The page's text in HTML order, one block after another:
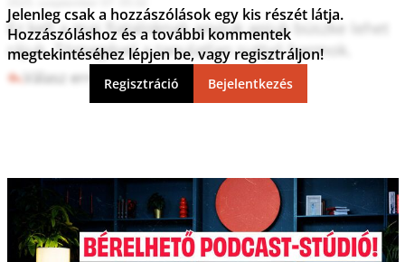
Ez kell a mai fiataloknak anyjuk apjuk büszke lehet
rájuk. Tömegével a tanulatlan suttyó barmok.
Válasz erre 2 0
Jelenleg csak a hozzászólások egy kis részét látja.
Hozzászóláshoz és a további kommentek
megtekintéséhez lépjen be, vagy regisztráljon!
Regisztráció Bejelentkezés